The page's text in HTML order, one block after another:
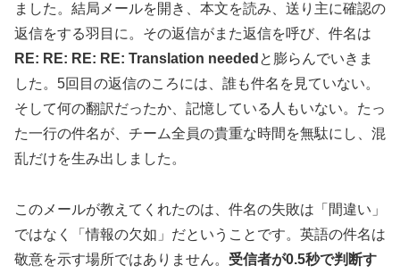
ました。 結局メールを開き、本文を読み、送り主に確認の
返信をする羽目に。その返信がまた返信を呼び、件名は
RE: RE: RE: RE: Translation needed と膨らんでいきま
した。5回目の返信のころには、誰も件名を見ていない。
そして何の翻訳だったか、記憶している人もいない。たっ
た一行の件名が、チーム全員の貴重な時間を無駄にし、混
乱だけを生み出しました。
このメールが教えてくれたのは、件名の失敗は「間違い」
ではなく「情報の欠如」だということです。英語の件名は
敬意を示す場所ではありません。 受信者が0.5秒で判断す